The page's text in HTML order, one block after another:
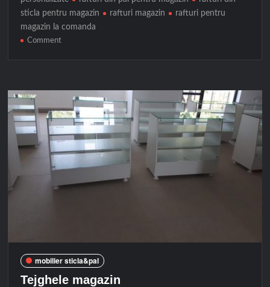
sticla pentru magazin
rafturi magazin
rafturi pentru
magazin la comanda
Commenton
mobilier sticla&pal
Tejghele magazin